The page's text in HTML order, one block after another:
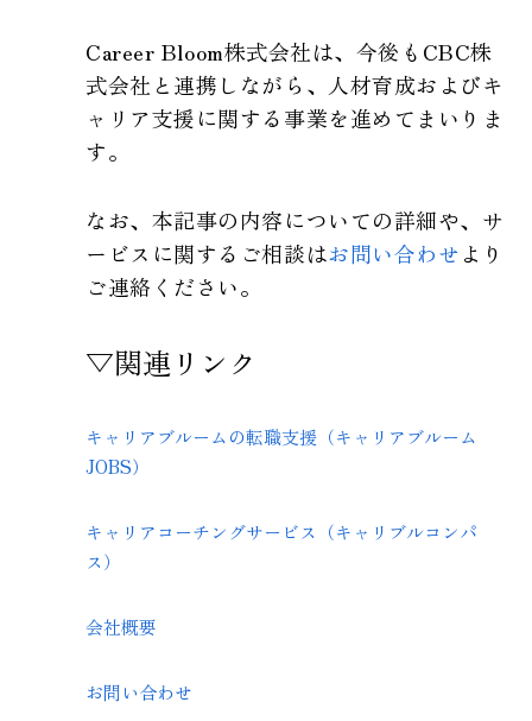
Career Bloom株式会社は、今後もCBC株
式会社と連携しながら、人材育成およびキ
ャリア支援に関する事業を進めてまいりま
す。
なお、本記事の内容についての詳細や、サ
ービスに関するご相談はお問い合わせより
ご連絡ください。
▽関連リンク
キャリアブルームの転職支援（キャリアブルーム
JOBS）
キャリアコーチングサービス（キャリブルコンパ
ス）
会社概要
お問い合わせ